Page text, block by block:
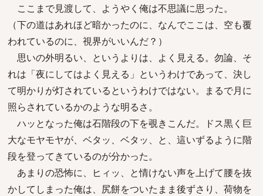
ここまで見渡して、ようやく俺は不思議に思った。
（下の道はあれほど暗かったのに、なんでここは、空も覆
われているのに、視界がいいんだ？）
思いの外明るい、というよりは、よく見える。勿論、そ
れは「夜にしてはよく見える」というわけであって、決し
て明かりが灯されているというわけではない。まるで月に
照らされているかのような明るさ。
ハッとなった俺は石階段の下を覗きこんだ。ドス黒く巨
大なモヤモヤが、ベタッ、ベタッ、と、這いずるように階
段を登ってきているのが分かった。
あまりの恐怖に、ヒィッ、と情けない声を上げて腰を抜
かしてしまった俺は、尻餅をついたまま後ずさり、荷物を